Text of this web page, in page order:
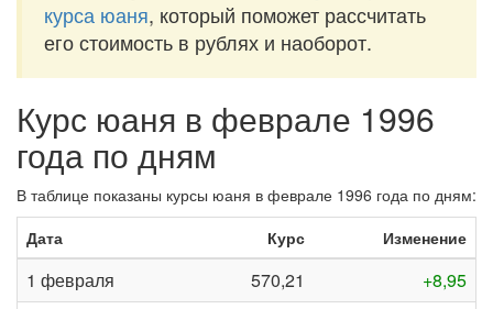
курса юаня, который поможет рассчитать
его стоимость в рублях и наоборот.
Курс юаня в феврале 1996
года по дням
В таблице показаны курсы юаня в феврале 1996 года по дням:
Дата
Курс Изменение
1 февраля 570,21
+8,95